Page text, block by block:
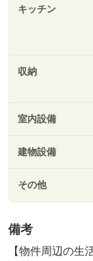
キッチン
収納
室内設備
建物設備
その他
備考
【物件周辺の生